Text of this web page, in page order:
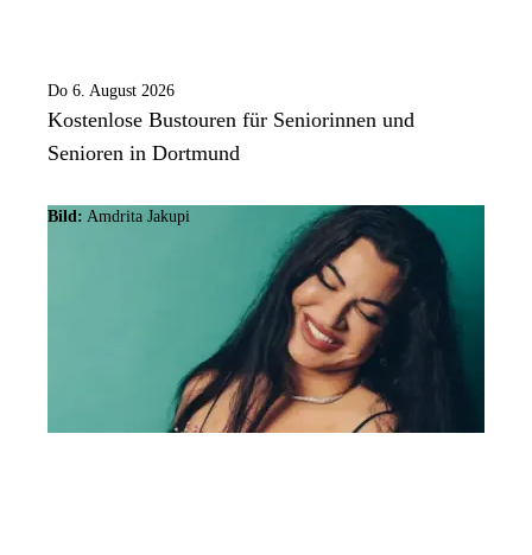
Do 6. August 2026
Kostenlose Bustouren für Seniorinnen und
Senioren in Dortmund
Bild: Amdrita Jakupi